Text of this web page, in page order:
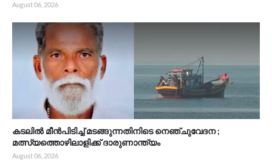
August 06, 2026
കടലിൽ മീൻപിടിച്ച് മടങ്ങുന്നതിനിടെ നെഞ്ചുവേദന ;
മത്സ്യത്തൊഴിലാളിക്ക് ദാരുണാന്ത്യം
August 06, 2026